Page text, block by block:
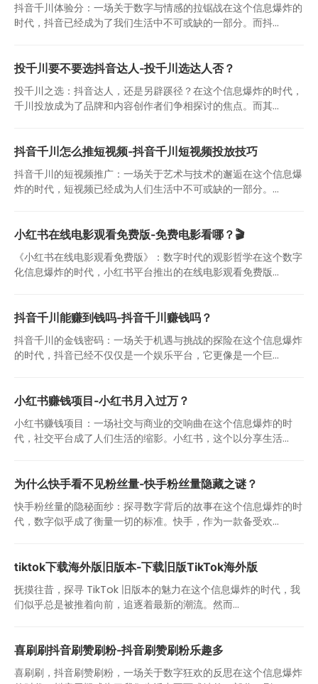
抖音千川体验分：一场关于数字与情感的拉锯战在这个信息爆炸的
时代，抖音已经成为了我们生活中不可或缺的一部分。而抖...
投千川要不要选抖音达人-投千川选达人否？
投千川之选：抖音达人，还是另辟蹊径？在这个信息爆炸的时代，
千川投放成为了品牌和内容创作者们争相探讨的焦点。而其...
抖音千川怎么推短视频-抖音千川短视频投放技巧
抖音千川的短视频推广：一场关于艺术与技术的邂逅在这个信息爆
炸的时代，短视频已经成为人们生活中不可或缺的一部分。...
小红书在线电影观看免费版-免费电影看哪？🎬
《小红书在线电影观看免费版》：数字时代的观影哲学在这个数字
化信息爆炸的时代，小红书平台推出的在线电影观看免费版...
抖音千川能赚到钱吗-抖音千川赚钱吗？
抖音千川的金钱密码：一场关于机遇与挑战的探险在这个信息爆炸
的时代，抖音已经不仅仅是一个娱乐平台，它更像是一个巨...
小红书赚钱项目-小红书月入过万？
小红书赚钱项目：一场社交与商业的交响曲在这个信息爆炸的时
代，社交平台成了人们生活的缩影。小红书，这个以分享生活...
为什么快手看不见粉丝量-快手粉丝量隐藏之谜？
快手粉丝量的隐秘面纱：探寻数字背后的故事在这个信息爆炸的时
代，数字似乎成了衡量一切的标准。快手，作为一款备受欢...
tiktok下载海外版旧版本-下载旧版TikTok海外版
抚摸往昔，探寻 TikTok 旧版本的魅力在这个信息爆炸的时代，我
们似乎总是被推着向前，追逐着最新的潮流。然而...
喜刷刷抖音刷赞刷粉-抖音刷赞刷粉乐趣多
喜刷刷，抖音刷赞刷粉，一场关于数字狂欢的反思在这个信息爆炸